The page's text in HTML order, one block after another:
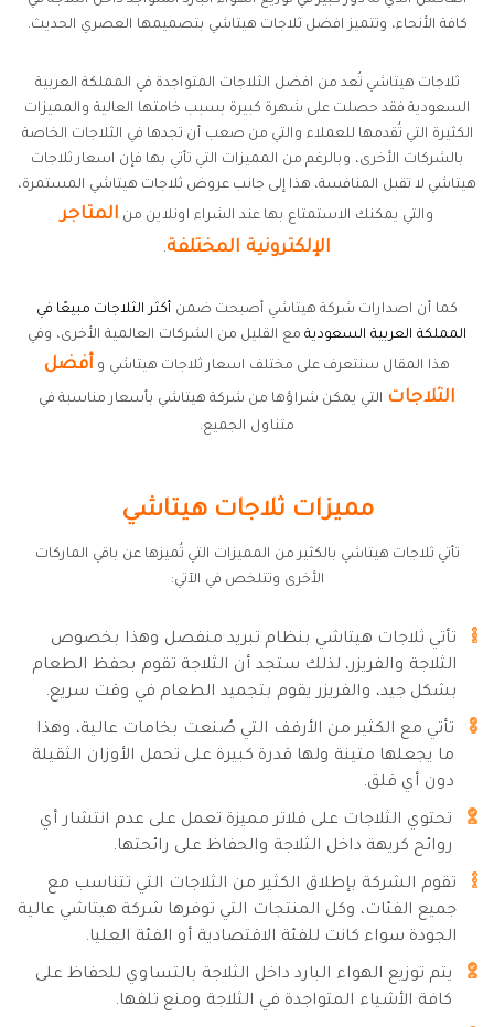
كافة الأنحاء، وتتميز افضل ثلاجات هيتاشي بتصميمها العصري الحديث.
ثلاجات هيتاشي تُعد من افضل الثلاجات المتواجدة في المملكة العربية
السعودية فقد حصلت على شهرة كبيرة بسبب خامتها العالية والمميزات
الكثيرة التي تُقدمها للعملاء والتي من صعب أن تجدها في الثلاجات الخاصة
بالشركات الأخرى، وبالرغم من المميزات التي تأتي بها فإن اسعار ثلاجات
هيتاشي لا تقبل المنافسة، هذا إلى جانب عروض ثلاجات هيتاشي المستمرة،
والتي يمكنك الاستمتاع بها عند الشراء اونلاين من المتاجر
الإلكترونية المختلفة.
كما أن اصدارات شركة هيتاشي أصبحت ضمن أكثر الثلاجات مبيعًا في
المملكة العربية السعودية مع القليل من الشركات العالمية الأخرى، وفي
هذا المقال سنتعرف على مختلف اسعار ثلاجات هيتاشي و أفضل
الثلاجات التي يمكن شراؤها من شركة هيتاشي بأسعار مناسبة في
متناول الجميع.
مميزات ثلاجات هيتاشي
تأتي ثلاجات هيتاشي بالكثير من المميزات التي تُميزها عن باقي الماركات
الأخرى وتتلخص في الآتي:
تأتي ثلاجات هيتاشي بنظام تبريد منفصل وهذا بخصوص
الثلاجة والفريزر، لذلك ستجد أن الثلاجة تقوم بحفظ الطعام
بشكل جيد، والفريزر يقوم بتجميد الطعام في وقت سريع.
تأتي مع الكثير من الأرفف التي صُنعت بخامات عالية، وهذا
ما يجعلها متينة ولها قدرة كبيرة على تحمل الأوزان الثقيلة
دون أي قلق.
تحتوي الثلاجات على فلاتر مميزة تعمل على عدم انتشار أي
روائح كريهة داخل الثلاجة والحفاظ على رائحتها.
تقوم الشركة بإطلاق الكثير من الثلاجات التي تتناسب مع
جميع الفئات، وكل المنتجات التي توفرها شركة هيتاشي عالية
الجودة سواء كانت للفئة الاقتصادية أو الفئة العليا.
يتم توزيع الهواء البارد داخل الثلاجة بالتساوي للحفاظ على
كافة الأشياء المتواجدة في الثلاجة ومنع تلفها.